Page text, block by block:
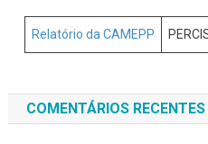
Relatório da CAMEPP
COMENTÁRIOS